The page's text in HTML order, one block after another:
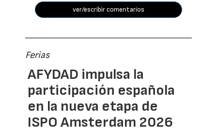
ver/escribir comentarios
Ferias
AFYDAD impulsa la
participación española
en la nueva etapa de
ISPO Amsterdam 2026